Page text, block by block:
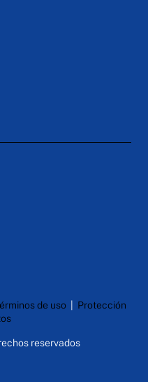
de uso| Protección
reservados